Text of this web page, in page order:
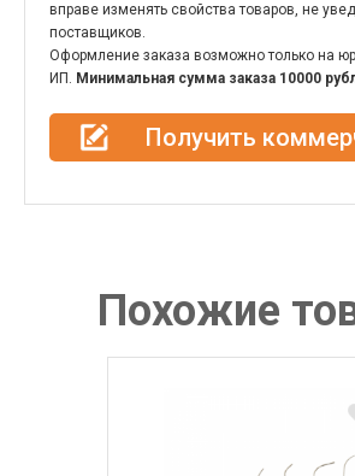
вправе изменять свойства товаров, не
поставщиков.
Оформление заказа возможно только на
ИП. Минимальная сумма заказа 10000
Получить
Похожие